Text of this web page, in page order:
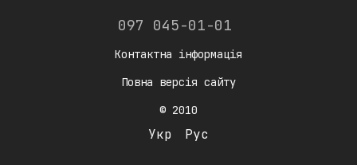
097 045-01-01
Контактна інформація
Повна версія сайту
© 2010
Укр Рус